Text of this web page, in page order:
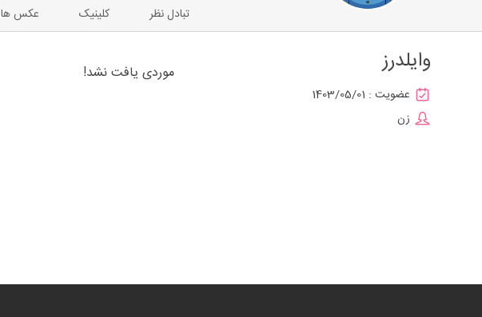
عکس ها کلینیک تبادل نظر
وایلدرز
عضویت : 1403/05/01
زن
موردی یافت نشد!